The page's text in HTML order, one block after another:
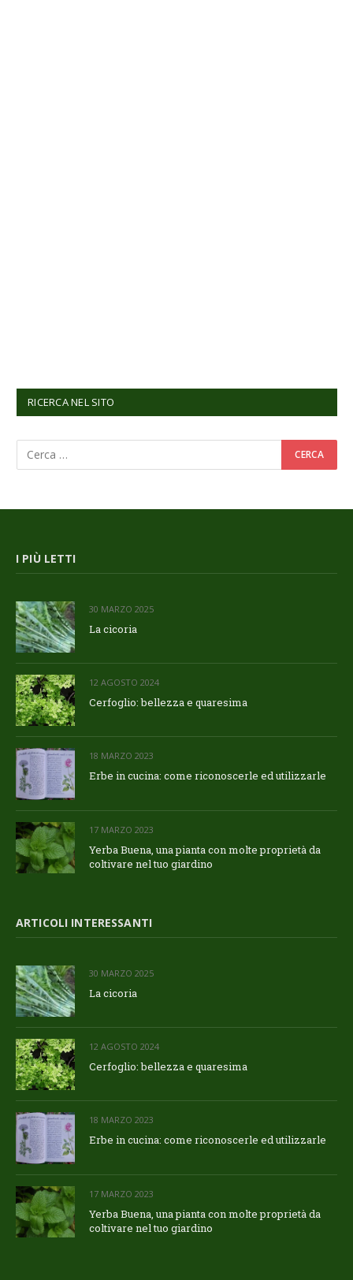
RICERCA NEL SITO
I PIÙ LETTI
30 MARZO 2025
La cicoria
12 AGOSTO 2024
Cerfoglio: bellezza e quaresima
18 MARZO 2023
Erbe in cucina: come riconoscerle ed utilizzarle
17 MARZO 2023
Yerba Buena, una pianta con molte proprietà da
coltivare nel tuo giardino
ARTICOLI INTERESSANTI
30 MARZO 2025
La cicoria
12 AGOSTO 2024
Cerfoglio: bellezza e quaresima
18 MARZO 2023
Erbe in cucina: come riconoscerle ed utilizzarle
17 MARZO 2023
Yerba Buena, una pianta con molte proprietà da
coltivare nel tuo giardino